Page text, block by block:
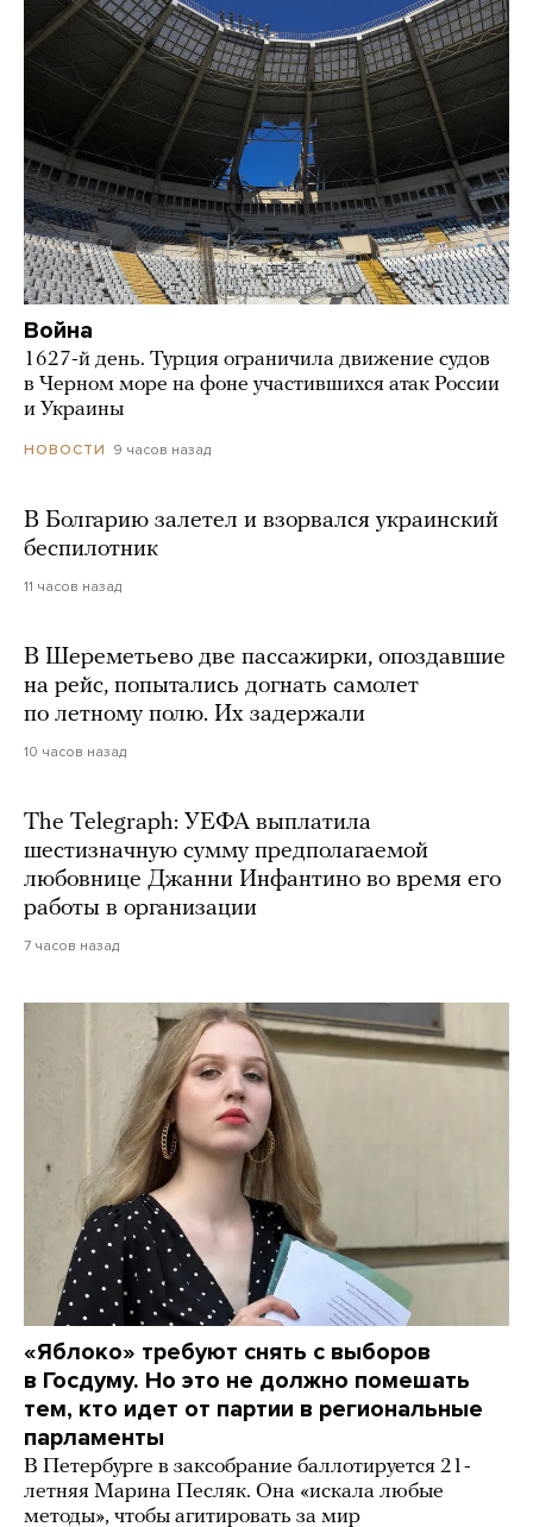
Война
1627-й день. Турция ограничила движение судов
в Черном море на фоне участившихся атак России
и Украины
НОВОСТИ 9 часов назад
В Болгарию залетел и взорвался украинский
беспилотник
11 часов назад
В Шереметьево две пассажирки, опоздавшие
на рейс, попытались догнать самолет
по летному полю. Их задержали
10 часов назад
The Telegraph: УЕФА выплатила
шестизначную сумму предполагаемой
любовнице Джанни Инфантино во время его
работы в организации
7 часов назад
«Яблоко» требуют снять с выборов
в Госдуму. Но это не должно помешать
тем, кто идет от партии в региональные
парламенты
В Петербурге в заксобрание баллотируется 21-
летняя Марина Песляк. Она «искала любые
методы», чтобы агитировать за мир